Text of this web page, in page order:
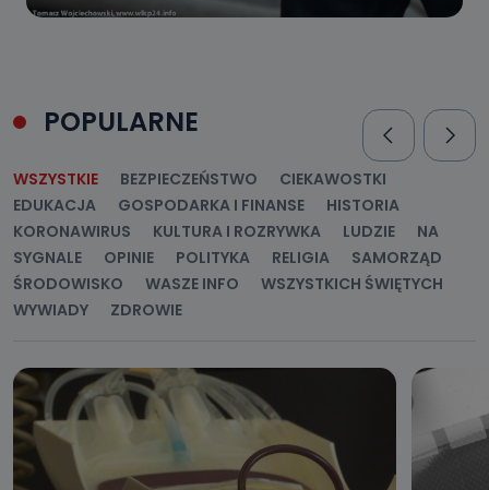
POPULARNE
WSZYSTKIE BEZPIECZEŃSTWO
CIEKAWOSTKI
EDUKACJA
GOSPODARKA I FINANSE
HISTORIA
KORONAWIRUS
KULTURA I ROZRYWKA LUDZIE
NA
SYGNALE
OPINIE POLITYKA RELIGIA
SAMORZĄD
ŚRODOWISKO
WASZE INFO
WSZYSTKICH ŚWIĘTYCH
WYWIADY
ZDROWIE